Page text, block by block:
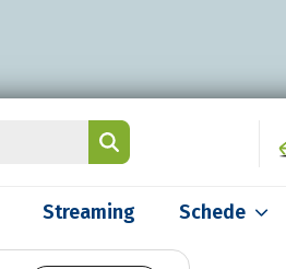
Streaming Schede